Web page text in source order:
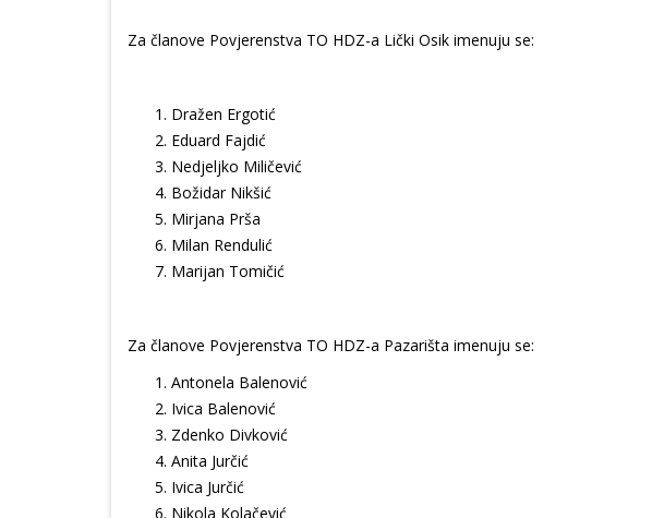
Za članove Povjerenstva TO HDZ-a Lički Osik imenuju se:
Dražen Ergotić
Eduard Fajdić
Nedjeljko Miličević
Božidar Nikšić
Mirjana Prša
Milan Rendulić
Marijan Tomičić
Za članove Povjerenstva TO HDZ-a Pazarišta imenuju se:
Antonela Balenović
Ivica Balenović
Zdenko Divković
Anita Jurčić
Ivica Jurčić
Nikola Kolačević